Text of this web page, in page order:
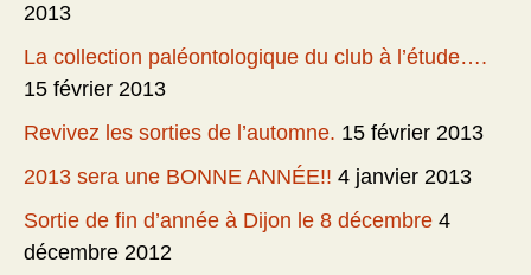
2013
La collection paléontologique du club à l’étude….
15 février 2013
Revivez les sorties de l’automne. 15 février 2013
2013 sera une BONNE ANNÉE!! 4 janvier 2013
Sortie de fin d’année à Dijon le 8 décembre 4
décembre 2012